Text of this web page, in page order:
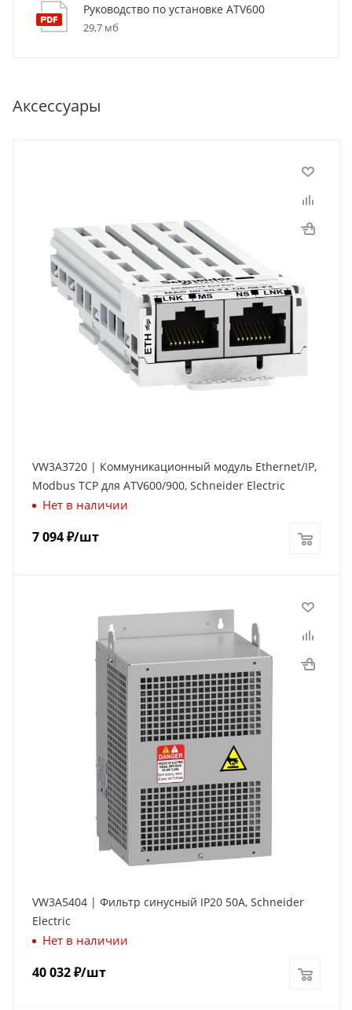
Руководство по установке ATV600
29,7 мб
Аксессуары
VW3A3720 | Коммуникационный модуль Ethernet/IP,
Modbus TCP для ATV600/900, Schneider Electric
Нет в наличии
7 094₽/шт
VW3A5404 | Фильтр синусный IP20 50А, Schneider
Electric
Нет в наличии
40 032₽/шт